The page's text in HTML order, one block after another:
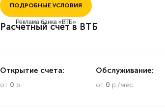
ПОДРОБНЫЕ УСЛОВИЯ
Реклама банка «ВТБ»
Расчетный счет в ВТБ
Открытие счета:
от 0 р.
Обслуживание:
от 0 р./мес.